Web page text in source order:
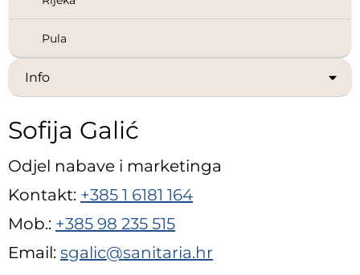
Pula
Info
Sofija Galić
Odjel nabave i marketinga
Kontakt: +385 1 6181 164
Mob.: +385 98 235 515
Email: sgalic@sanitaria.hr